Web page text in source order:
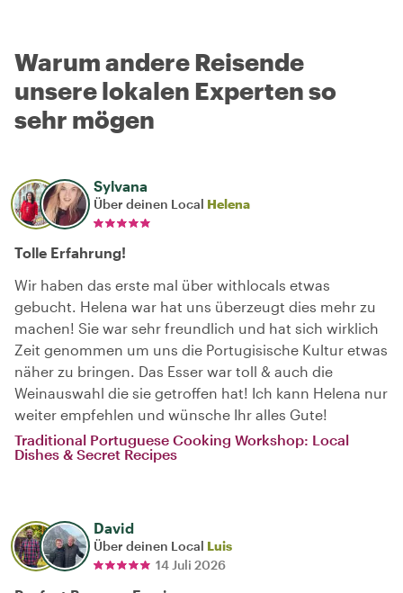
Warum andere Reisende
unsere lokalen Experten so
sehr mögen
Sylvana
Über deinen Local Helena
Tolle Erfahrung!
Wir haben das erste mal über withlocals etwas
gebucht. Helena war hat uns überzeugt dies mehr zu
machen! Sie war sehr freundlich und hat sich wirklich
Zeit genommen um uns die Portugisische Kultur etwas
näher zu bringen. Das Esser war toll & auch die
Weinauswahl die sie getroffen hat! Ich kann Helena nur
weiter empfehlen und wünsche Ihr alles Gute!
Traditional Portuguese Cooking Workshop: Local
Dishes & Secret Recipes
David
Über deinen Local Luis
14 Juli 2026